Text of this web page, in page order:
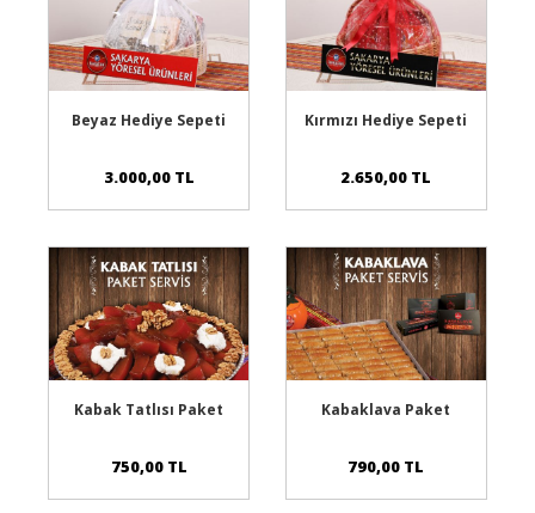
Sepete Ekle
Beyaz Hediye Sepeti
3.000,00 TL
Sepete Ekle
Kırmızı Hediye Sepeti
2.650,00 TL
Şubelerimizden
Alabilirsiniz
Kabak Tatlısı Paket
750,00 TL
Şubelerimizden
Alabilirsiniz
Kabaklava Paket
790,00 TL